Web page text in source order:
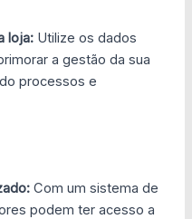
loja: Utilize os dados
a gestão da sua
processos e
Com um sistema de
podem ter acesso a